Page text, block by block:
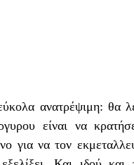
ανατρέψιμη: θα
είναι να
για να τον